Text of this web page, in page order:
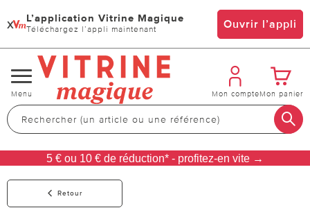
x L’application Vitrine Magique
Téléchargez l’appli maintenant Ouvrir l’appli
Changer
de
navigation
Menu Mon compteMon panier
5 € ou 10 € de réduction* - profitez-en vite →
Retour